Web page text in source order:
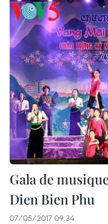
Gala de
Dien Bien Phu
07/05/2017 09:34